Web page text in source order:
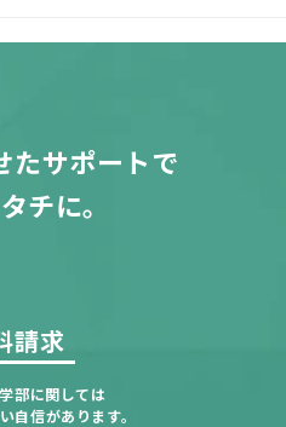
たサポートで
チに。
請求
部に関しては
自信があります。